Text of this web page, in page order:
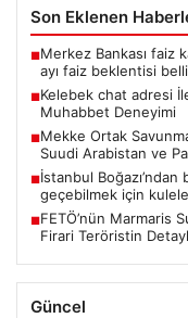
Son Eklenen
■Merkez Bankası faiz
ayı faiz beklentisi
■Kelebek chat adresi
Muhabbet Deneyimi
■Mekke Ortak
Suudi Arabistan ve
■İstanbul
geçebilmek için
■FETÖ’nün Marmaris
Firari Teröristin
Güncel